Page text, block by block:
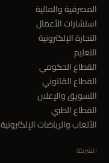
المصرفية والمالية
استشارات الأعمال
التجارة الإلكترونية
التعليم
القطاع الحكومي
القطاع القانوني
التسويق والإعلان
القطاع الطبي
الألعاب والرياضات الإلكترونية
الشركة